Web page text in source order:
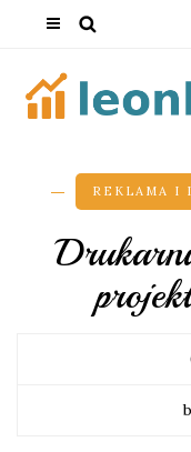
REKLAMA I